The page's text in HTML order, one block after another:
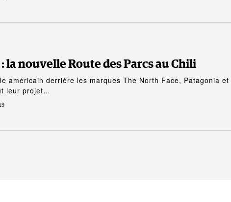
la nouvelle Route des Parcs au Chili
américain derrière les marques The North Face, Patagonia et
leur projet…